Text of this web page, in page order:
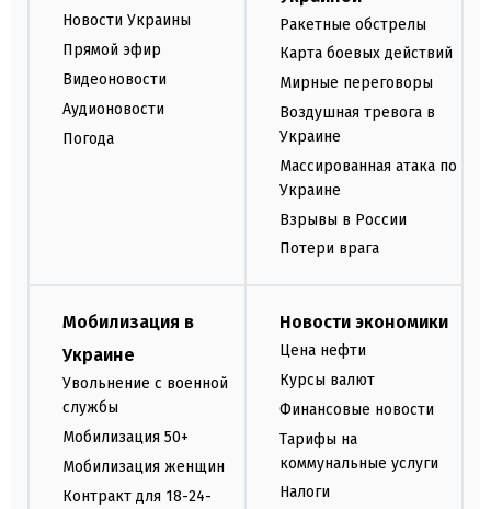
Новости Украины
Прямой эфир
Видеоновости
Аудионовости
Погода
Ракетные обстрелы
Карта боевых действий
Мирные переговоры
Воздушная тревога в
Украине
Массированная атака по
Украине
Взрывы в России
Потери врага
Мобилизация в
Украине
Увольнение с военной
службы
Мобилизация 50+
Мобилизация женщин
Контракт для 18-24-
Новости экономики
Цена нефти
Курсы валют
Финансовые новости
Тарифы на
коммунальные услуги
Налоги